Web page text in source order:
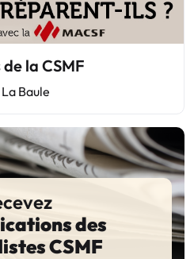
la CSMF
Baule
des
CSMF